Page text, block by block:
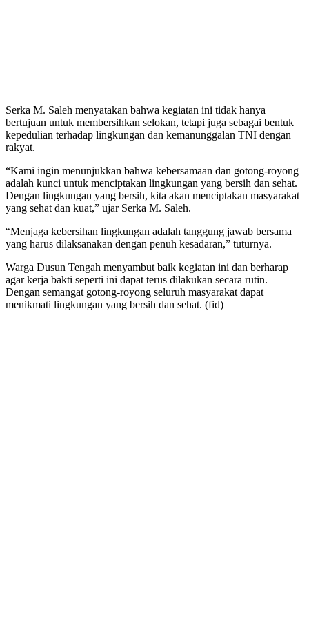
Serka M. Saleh menyatakan bahwa kegiatan ini tidak hanya
bertujuan untuk membersihkan selokan, tetapi juga sebagai bentuk
kepedulian terhadap lingkungan dan kemanunggalan TNI dengan
rakyat.
“Kami ingin menunjukkan bahwa kebersamaan dan gotong-royong
adalah kunci untuk menciptakan lingkungan yang bersih dan sehat.
Dengan lingkungan yang bersih, kita akan menciptakan masyarakat
yang sehat dan kuat,” ujar Serka M. Saleh.
“Menjaga kebersihan lingkungan adalah tanggung jawab bersama
yang harus dilaksanakan dengan penuh kesadaran,” tuturnya.
Warga Dusun Tengah menyambut baik kegiatan ini dan berharap
agar kerja bakti seperti ini dapat terus dilakukan secara rutin.
Dengan semangat gotong-royong seluruh masyarakat dapat
menikmati lingkungan yang bersih dan sehat. (fid)